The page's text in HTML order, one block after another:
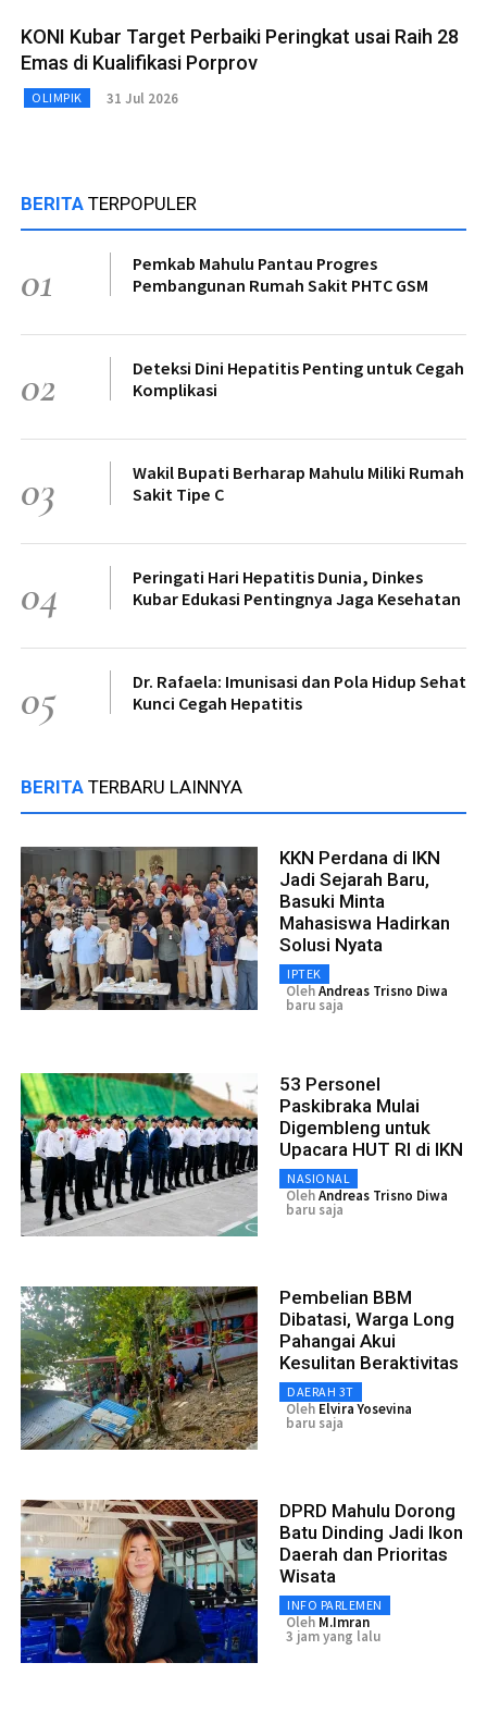
KONI Kubar Target Perbaiki Peringkat usai Raih 28
Emas di Kualifikasi Porprov
OLIMPIK 31 Jul 2026
BERITA TERPOPULER
01
Pemkab Mahulu Pantau Progres
Pembangunan Rumah Sakit PHTC GSM
02
Deteksi Dini Hepatitis Penting untuk Cegah
Komplikasi
03
Wakil Bupati Berharap Mahulu Miliki Rumah
Sakit Tipe C
04
Peringati Hari Hepatitis Dunia, Dinkes
Kubar Edukasi Pentingnya Jaga Kesehatan
05
Dr. Rafaela: Imunisasi dan Pola Hidup Sehat
Kunci Cegah Hepatitis
BERITA TERBARU LAINNYA
KKN Perdana di IKN
Jadi Sejarah Baru,
Basuki Minta
Mahasiswa Hadirkan
Solusi Nyata
IPTEK
OlehAndreas Trisno Diwa
baru saja
53 Personel
Paskibraka Mulai
Digembleng untuk
Upacara HUT RI di IKN
NASIONAL
OlehAndreas Trisno Diwa
baru saja
Pembelian BBM
Dibatasi, Warga Long
Pahangai Akui
Kesulitan Beraktivitas
DAERAH 3T
Oleh Elvira Yosevina
baru saja
DPRD Mahulu Dorong
Batu Dinding Jadi Ikon
Daerah dan Prioritas
Wisata
INFO PARLEMEN
Oleh M.Imran
3 jam yang lalu